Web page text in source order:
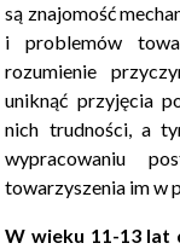
są znajomość
i problemów
rozumienie
uniknąć przyjęcia
nich trudności, a
wypracowaniu
towarzyszenia im w
W wieku 11-13 lat